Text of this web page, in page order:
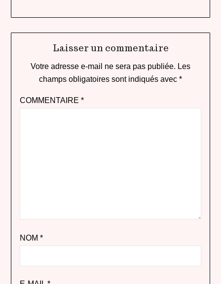
Laisser un commentaire
Votre adresse e-mail ne sera pas publiée. Les
champs obligatoires sont indiqués avec *
COMMENTAIRE *
NOM *